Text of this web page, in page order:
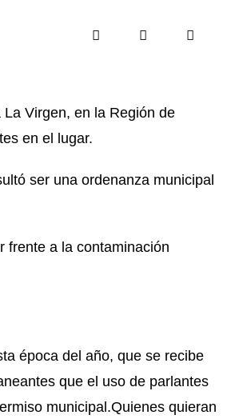
Virgen, en la Región de
en el lugar.
ser una ordenanza municipal
a la contaminación
época del año, que se recibe
que el uso de parlantes
municipal.Quienes quieran